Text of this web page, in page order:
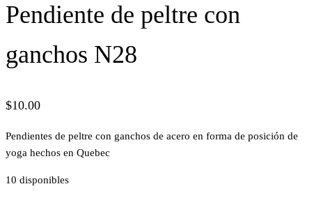
Pendiente de peltre con
ganchos N28
$10.00
Pendientes de peltre con ganchos de acero en forma de posición de
yoga hechos en Quebec
10 disponibles